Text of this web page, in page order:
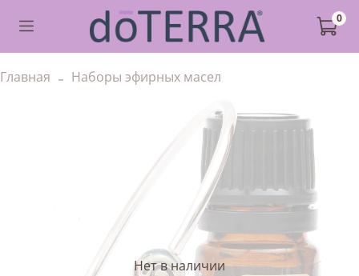
0
Главная Наборы эфирных масел
Нет в наличии